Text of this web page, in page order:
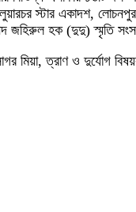
স্টার একাদশ,
জহিরুল হক (দুদু) স্মৃতি
মিয়া, ত্রাণ ও দুর্যোগ